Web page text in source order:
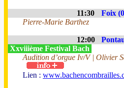
11:30 Foix
Pierre-Marie Barthez
12:00
Xxviiième Festival Bach
Audition d’orgue Iv/V | Olivier
Lien :